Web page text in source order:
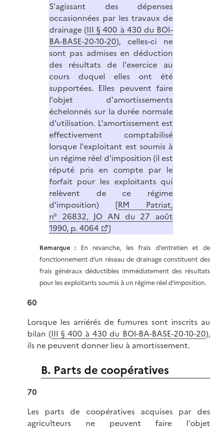
S'agissant des dépenses
occasionnées par les travaux de
drainage (III § 400 à 430 du BOI-
BA-BASE-20-10-20), celles-ci ne
sont pas admises en déduction
des résultats de l'exercice au
cours duquel elles ont été
supportées. Elles peuvent faire
l'objet d'amortissements
échelonnés sur la durée normale
d'utilisation. L'amortissement est
effectivement comptabilisé
lorsque l'exploitant est soumis à
un régime réel d'imposition (il est
réputé pris en compte par le
forfait pour les exploitants qui
relèvent de ce régime
d'imposition) [RM Patriat,
n° 26832, JO AN du 27 août
1990, p. 4064
]
Remarque : En revanche, les frais d'entretien et de
fonctionnement d'un réseau de drainage constituent des
frais généraux déductibles immédiatement des résultats
pour les exploitants soumis à un régime réel d'imposition.
60
Lorsque les arriérés de fumures sont inscrits au
bilan (III § 400 à 430 du BOI-BA-BASE-20-10-20),
ils ne peuvent donner lieu à amortissement.
B. Parts de coopératives
70
Les parts de coopératives acquises par des
agriculteurs ne peuvent faire l'objet